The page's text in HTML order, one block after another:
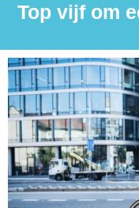
Top vijf om